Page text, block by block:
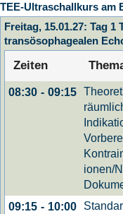
TEE-Ultraschallkurs am
Freitag, 15.01.27: Tag 1 TEE Modul 1 Grundlagen der
transösophagealen
Zeiten
08:30 - 09:15
ionen/
09:15 - 10:00